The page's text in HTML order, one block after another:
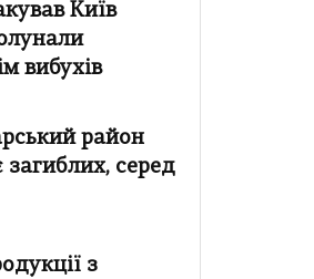
Київ
вибухів
район
серед
з